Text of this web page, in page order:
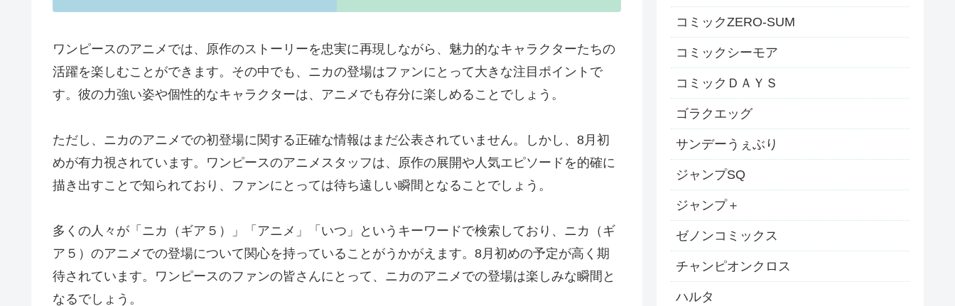
ワンピースのアニメでは、原作のストーリーを忠実に再現しながら、魅力的なキャラクターたちの
活躍を楽しむことができます。その中でも、ニカの登場はファンにとって大きな注目ポイントで
す。彼の力強い姿や個性的なキャラクターは、アニメでも存分に楽しめることでしょう。
ただし、ニカのアニメでの初登場に関する正確な情報はまだ公表されていません。しかし、8月初
めが有力視されています。ワンピースのアニメスタッフは、原作の展開や人気エピソードを的確に
描き出すことで知られており、ファンにとっては待ち遠しい瞬間となることでしょう。
多くの人々が「ニカ（ギア５）」「アニメ」「いつ」というキーワードで検索しており、ニカ（ギ
ア５）のアニメでの登場について関心を持っていることがうかがえます。8月初めの予定が高く期
待されています。ワンピースのファンの皆さんにとって、ニカのアニメでの登場は楽しみな瞬間と
なるでしょう。
コミックZERO-SUM
コミックシーモア
コミックＤＡＹＳ
ゴラクエッグ
サンデーうぇぶり
ジャンプSQ
ジャンプ＋
ゼノンコミックス
チャンピオンクロス
ハルタ